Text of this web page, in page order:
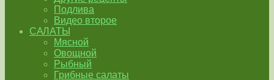
Подлива
Видео второе
САЛАТЫ
Мясной
Овощной
Рыбный
Грибные салаты